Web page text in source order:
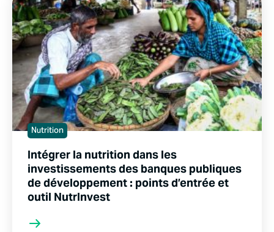
Nutrition
Intégrer la nutrition dans les
investissements des banques publiques
de développement : points d’entrée et
outil NutrInvest